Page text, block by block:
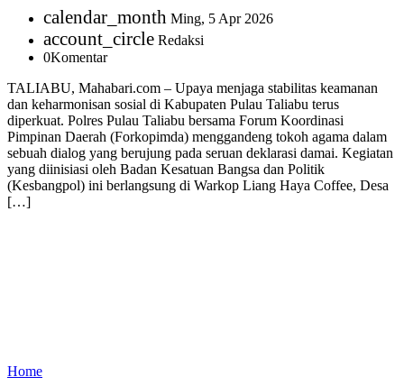
calendar_month Ming, 5 Apr 2026
account_circle Redaksi
0Komentar
TALIABU, Mahabari.com – Upaya menjaga stabilitas keamanan
dan keharmonisan sosial di Kabupaten Pulau Taliabu terus
diperkuat. Polres Pulau Taliabu bersama Forum Koordinasi
Pimpinan Daerah (Forkopimda) menggandeng tokoh agama dalam
sebuah dialog yang berujung pada seruan deklarasi damai. Kegiatan
yang diinisiasi oleh Badan Kesatuan Bangsa dan Politik
(Kesbangpol) ini berlangsung di Warkop Liang Haya Coffee, Desa
[…]
Home